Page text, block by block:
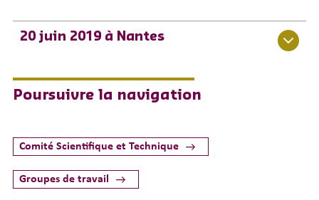
20 juin 2019 à Nantes
Poursuivre la navigation
Comité Scientifique et Technique
Groupes de travail